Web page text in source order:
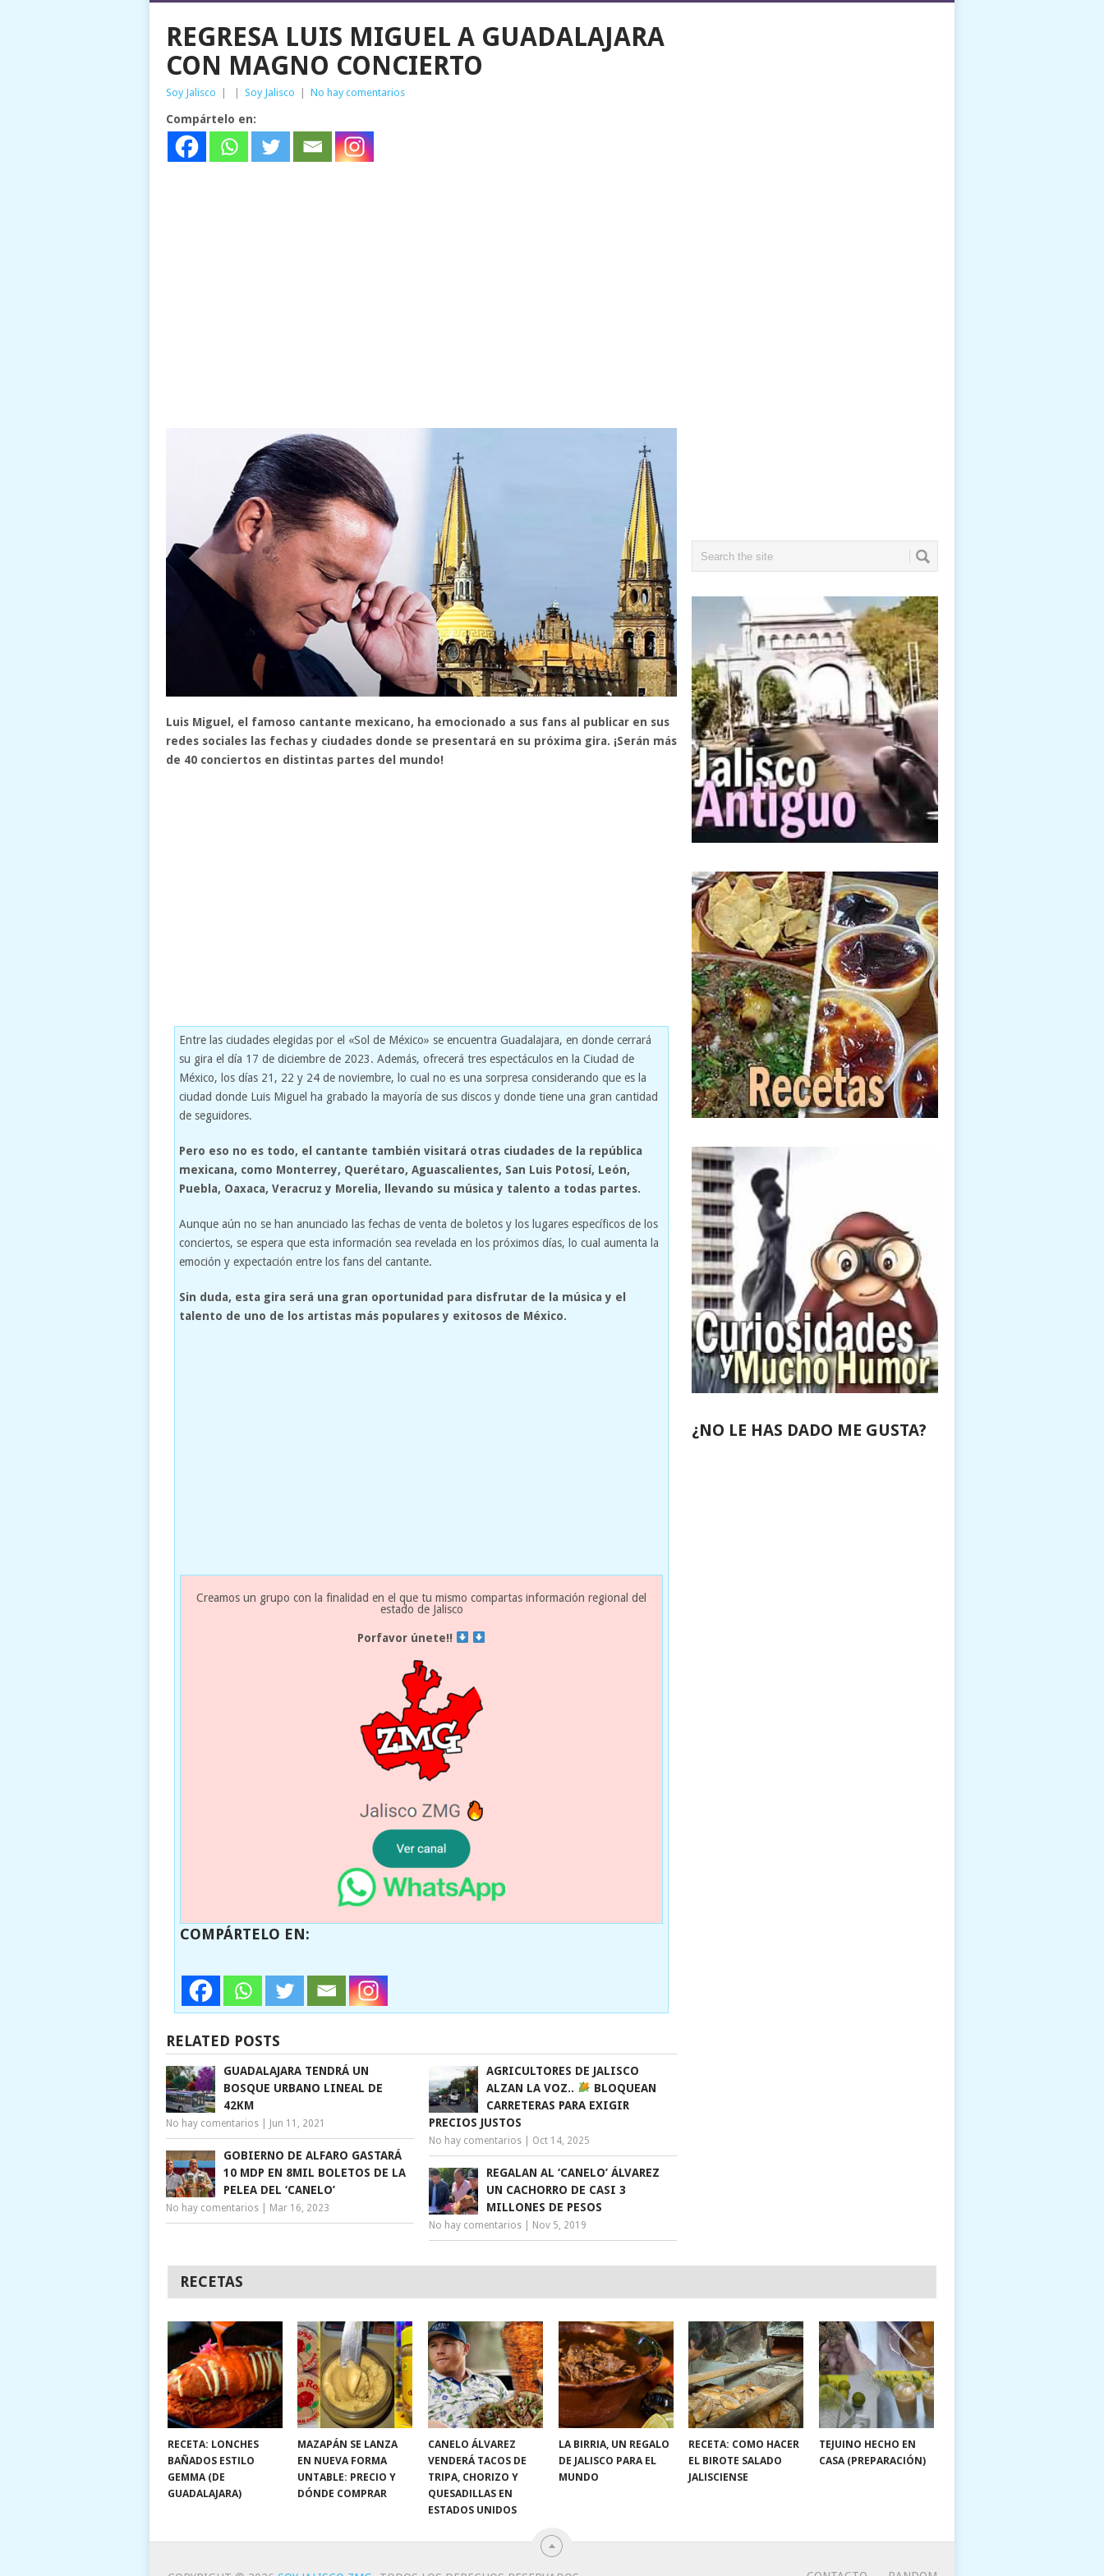
REGRESA LUIS MIGUEL A GUADALAJARA
CON MAGNO CONCIERTO
Soy Jalisco Soy Jalisco No hay comentarios
Compártelo en:
Luis Miguel, el famoso cantante mexicano, ha emocionado a sus fans al publicar en sus
redes sociales las fechas y ciudades donde se presentará en su próxima gira. ¡Serán más
de 40 conciertos en distintas partes del mundo!
Entre las ciudades elegidas por el «Sol de México» se encuentra Guadalajara, en donde cerrará
su gira el día 17 de diciembre de 2023. Además, ofrecerá tres espectáculos en la Ciudad de
México, los días 21, 22 y 24 de noviembre, lo cual no es una sorpresa considerando que es la
ciudad donde Luis Miguel ha grabado la mayoría de sus discos y donde tiene una gran cantidad
de seguidores.
Pero eso no es todo, el cantante también visitará otras ciudades de la república
mexicana, como Monterrey, Querétaro, Aguascalientes, San Luis Potosí, León,
Puebla, Oaxaca, Veracruz y Morelia, llevando su música y talento a todas partes.
Aunque aún no se han anunciado las fechas de venta de boletos y los lugares específicos de los
conciertos, se espera que esta información sea revelada en los próximos días, lo cual aumenta la
emoción y expectación entre los fans del cantante.
Sin duda, esta gira será una gran oportunidad para disfrutar de la música y el
talento de uno de los artistas más populares y exitosos de México.
Creamos un grupo con la finalidad en el que tu mismo compartas información regional del
estado de Jalisco
Porfavor únete!!
COMPÁRTELO EN:
RELATED POSTS
GUADALAJARA TENDRÁ UN
BOSQUE URBANO LINEAL DE
42KM
No hay comentarios Jun 11, 2021
AGRICULTORES DE JALISCO
ALZAN LA VOZ..
BLOQUEAN
CARRETERAS PARA EXIGIR
PRECIOS JUSTOS
No hay comentarios Oct 14, 2025
GOBIERNO DE ALFARO GASTARÁ
10 MDP EN 8MIL BOLETOS DE LA
PELEA DEL ‘CANELO’
No hay comentarios Mar 16, 2023
REGALAN AL ‘CANELO’ ÁLVAREZ
UN CACHORRO DE CASI 3
MILLONES DE PESOS
No hay comentarios Nov 5, 2019
¿NO LE HAS DADO ME GUSTA?
RECETAS
RECETA: LONCHES
BAÑADOS ESTILO
GEMMA (DE
GUADALAJARA)
MAZAPÁN SE LANZA
EN NUEVA FORMA
UNTABLE: PRECIO Y
DÓNDE COMPRAR
CANELO ÁLVAREZ
VENDERÁ TACOS DE
TRIPA, CHORIZO Y
QUESADILLAS EN
ESTADOS UNIDOS
LA BIRRIA, UN REGALO
DE JALISCO PARA EL
MUNDO
RECETA: COMO HACER
EL BIROTE SALADO
JALISCIENSE
TEJUINO HECHO EN
CASA (PREPARACIÓN)